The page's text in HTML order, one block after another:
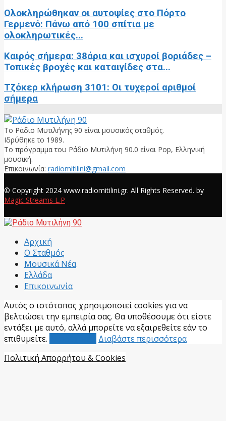
Ολοκληρώθηκαν οι αυτοψίες στο Πόρτο
Γερμενό: Πάνω από 100 σπίτια με
ολοκληρωτικές...
Καιρός σήμερα: 38άρια και ισχυροί βοριάδες –
Τοπικές βροχές και καταιγίδες στα...
Τζόκερ κλήρωση 3101: Οι τυχεροί αριθμοί
σήμερα
Το Ράδιο Μυτιλήνης 90 είναι μουσικός σταθμός.
Ιδρύθηκε το 1989.
Το πρόγραμμα του Ράδιο Μυτιλήνη 90.0 είναι Pop, Ελληνική
μουσική.
Επικοινωνία: radiomitilini@gmail.com
© Copyright 2024 www.radiomitilini.gr. All Rights Reserved. by
Magic Streams L.P
Αρχική
Ο Σταθμός
Μουσικά Νέα
Ελλάδα
Επικοινωνία
Αυτός ο ιστότοπος χρησιμοποιεί cookies για να
βελτιώσει την εμπειρία σας. Θα υποθέσουμε ότι είστε
εντάξει με αυτό, αλλά μπορείτε να εξαιρεθείτε εάν το
επιθυμείτε.
Διαβάστε περισσότερα
Πολιτική Απορρήτου & Cookies